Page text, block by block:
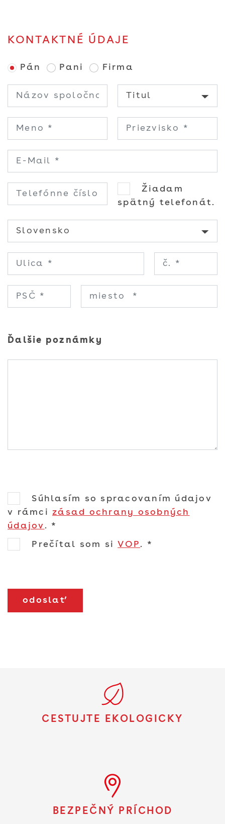
KONTAKTNÉ ÚDAJE
Pán Pani Firma
Žiadam
spätný telefonát.
Ďalšie poznámky
Súhlasím so spracovaním údajov
v rámci zásad ochrany osobných
údajov. *
Prečítal som siVOP. *
odoslať
CESTUJTE EKOLOGICKY
BEZPEČNÝ PRÍCHOD